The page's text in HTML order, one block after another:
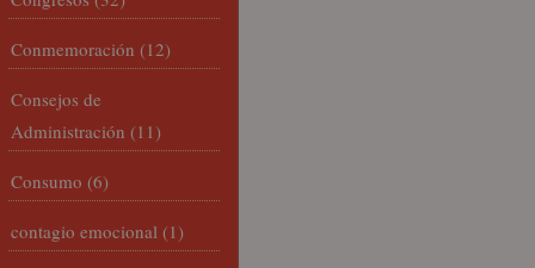
Conmemoración (12)
Consejos de
Administración (11)
Consumo (6)
contagio emocional (1)